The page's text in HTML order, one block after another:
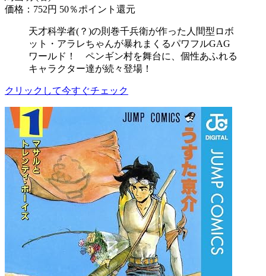
価格：752円 50％ポイント還元
天才科学者(？)の則巻千兵衛が作った人間型ロボ
ット・アラレちゃんが暴れまくるパワフルGAG
ワールド！ ペンギン村を舞台に、個性あふれる
キャラクター達が続々登場！
クリックして今すぐチェック